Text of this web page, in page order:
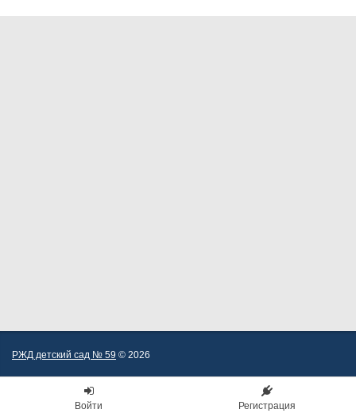
РЖД детский сад № 59 © 2026
Войти Регистрация